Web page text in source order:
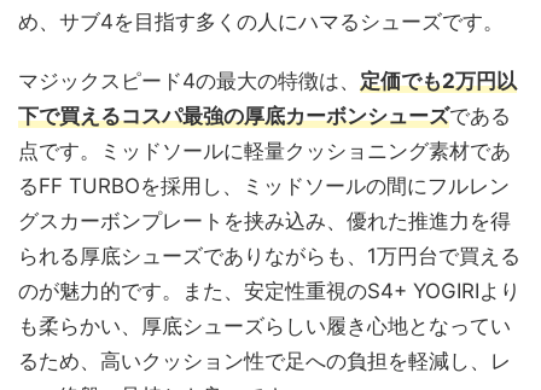
め、サブ4を目指す多くの人にハマるシューズです。
マジックスピード4の最大の特徴は、 定価でも2万円以
下で買えるコスパ最強の厚底カーボンシューズである
点です。ミッドソールに軽量クッショニング素材であ
るFF TURBOを採用し、ミッドソールの間にフルレン
グスカーボンプレートを挟み込み、優れた推進力を得
られる厚底シューズでありながらも、1万円台で買える
のが魅力的です。また、安定性重視のS4+ YOGIRIより
も柔らかい、厚底シューズらしい履き心地となってい
るため、高いクッション性で足への負担を軽減し、レ